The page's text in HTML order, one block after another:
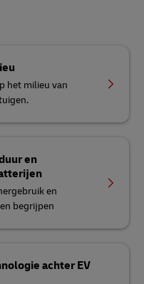
het milieu van
en
en
begrijpen
achter EV